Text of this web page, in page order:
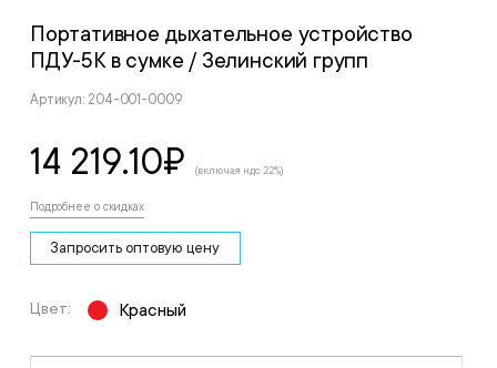
Портативное дыхательное устройство
ПДУ-5К в сумке / Зелинский групп
Артикул: 204-001-0009
14 219.10₽ (включая ндс 22%)
Подробнее о скидках
Запросить оптовую цену
Цвет: Красный